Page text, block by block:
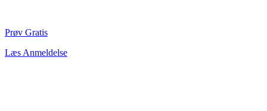
Prøv Gratis
Læs Anmeldelse